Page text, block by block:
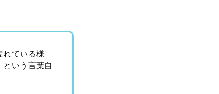
ている様
いう言葉自